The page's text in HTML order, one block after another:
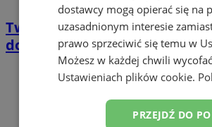
Twój e-PIT 2026: rozliczenia
dostępne od 15 lutego
dostawcy mogą opierać się na
uzasadnionym interesie
prawo sprzeciwić się temu w
Możesz w każdej chwili
Ustawieniach plików cookie.
PRZEJDŹ DO